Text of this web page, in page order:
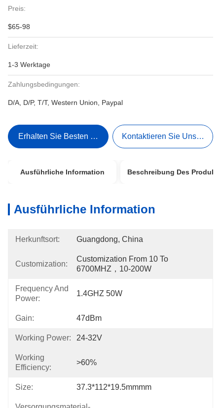
Preis:
$65-98
Lieferzeit:
1-3 Werktage
Zahlungsbedingungen:
D/A, D/P, T/T, Western Union, Paypal
Erhalten Sie Besten Preis Kontaktieren Sie Uns Jetzt
Ausführliche Information Beschreibung Des
Ausführliche Information
Herkunftsort: Guangdong, China
Customization:
Customization From 10 To
6700MHZ，10-200W
Frequency And
Power:
1.4GHZ 50W
Gain: 47dBm
Working Power: 24-32V
Working
Efficiency:
>60%
Size: 37.3*112*19.5mmmm